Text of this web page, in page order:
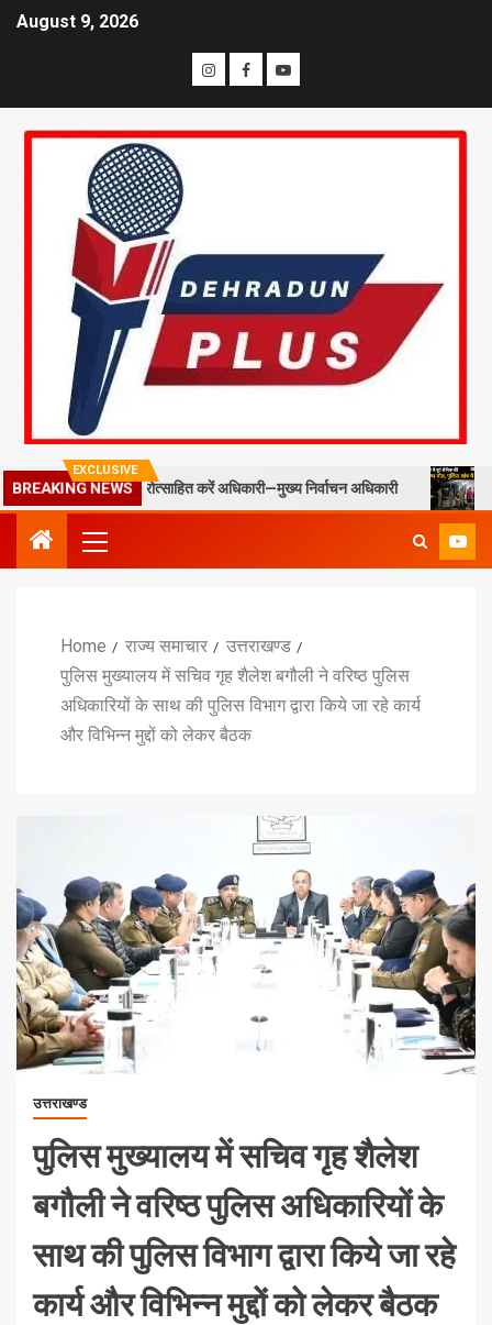
August 9, 2026
EXCLUSIVE
BREAKING NEWS
स्टाफ को प्रोत्साहित करें अधिकारी—मुख्य निर्वाचन अधिकारी मसूरी में
Home राज्य समाचार
उत्तराखण्ड
पुलिस मुख्यालय में सचिव गृह शैलेश बगौली ने वरिष्ठ पुलिस
अधिकारियों के साथ की पुलिस विभाग द्वारा किये जा रहे कार्य
और विभिन्न मुद्दों को लेकर बैठक
उत्तराखण्ड
पुलिस मुख्यालय में सचिव गृह शैलेश
बगौली ने वरिष्ठ पुलिस अधिकारियों के
साथ की पुलिस विभाग द्वारा किये जा रहे
कार्य और विभिन्न मुद्दों को लेकर बैठक